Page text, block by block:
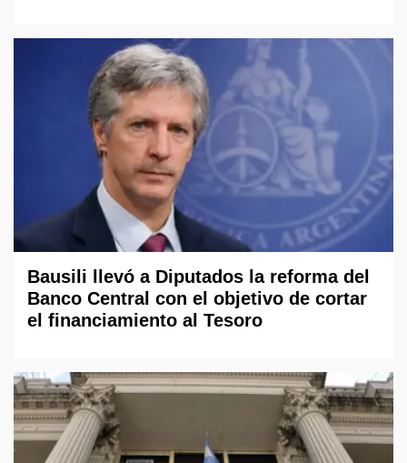
Bausili llevó a Diputados la reforma del
Banco Central con el objetivo de cortar
el financiamiento al Tesoro